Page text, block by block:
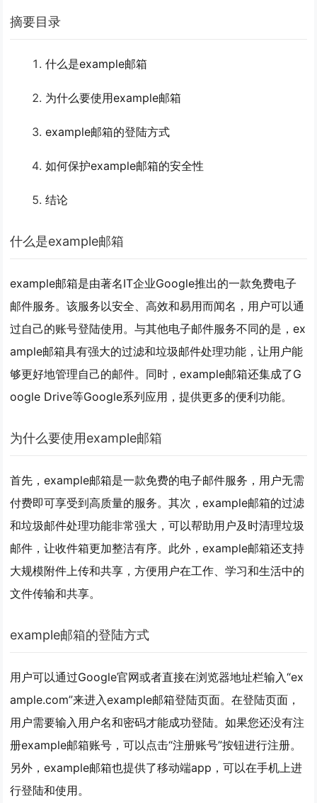
摘要目录
什么是example邮箱
为什么要使用example邮箱
example邮箱的登陆方式
如何保护example邮箱的安全性
结论
什么是example邮箱
example邮箱是由著名IT企业Google推出的一款免费电子
邮件服务。该服务以安全、高效和易用而闻名，用户可以通
过自己的账号登陆使用。与其他电子邮件服务不同的是，ex
ample邮箱具有强大的过滤和垃圾邮件处理功能，让用户能
够更好地管理自己的邮件。同时，example邮箱还集成了G
oogle Drive等Google系列应用，提供更多的便利功能。
为什么要使用example邮箱
首先，example邮箱是一款免费的电子邮件服务，用户无需
付费即可享受到高质量的服务。其次，example邮箱的过滤
和垃圾邮件处理功能非常强大，可以帮助用户及时清理垃圾
邮件，让收件箱更加整洁有序。此外，example邮箱还支持
大规模附件上传和共享，方便用户在工作、学习和生活中的
文件传输和共享。
example邮箱的登陆方式
用户可以通过Google官网或者直接在浏览器地址栏输入“ex
ample.com”来进入example邮箱登陆页面。在登陆页面，
用户需要输入用户名和密码才能成功登陆。如果您还没有注
册example邮箱账号，可以点击“注册账号”按钮进行注册。
另外，example邮箱也提供了移动端app，可以在手机上进
行登陆和使用。